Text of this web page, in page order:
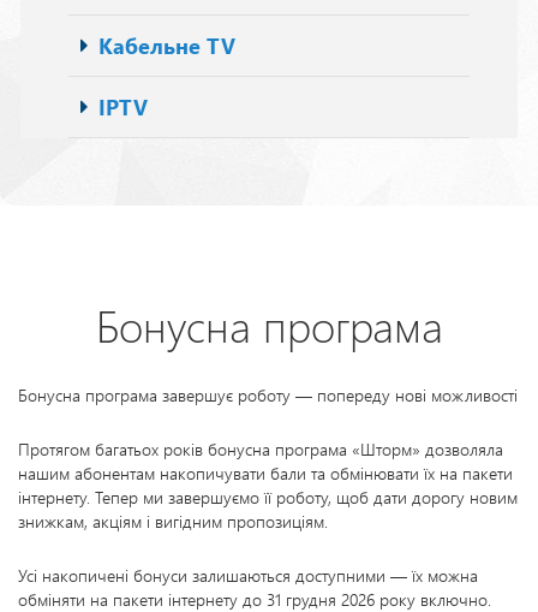
Кабельне TV
IPTV
Бонусна програма
Бонусна програма завершує роботу — попереду нові можливості
Протягом багатьох років бонусна програма «Шторм» дозволяла
нашим абонентам накопичувати бали та обмінювати їх на пакети
інтернету. Тепер ми завершуємо її роботу, щоб дати дорогу новим
знижкам, акціям і вигідним пропозиціям.
Усі накопичені бонуси залишаються доступними — їх можна
обміняти на пакети інтернету до 31 грудня 2026 року включно.